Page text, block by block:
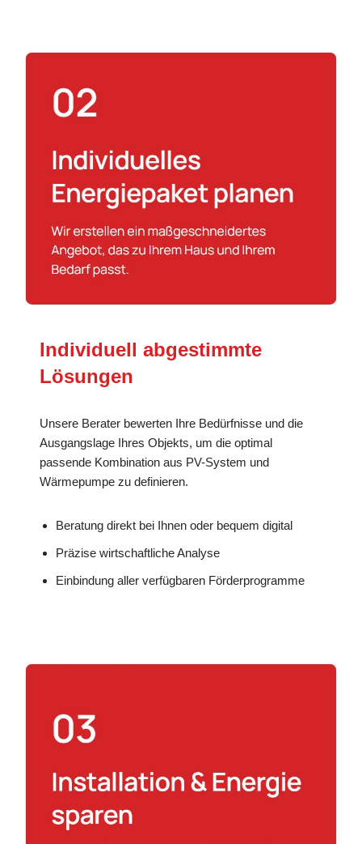
Individuell abgestimmte
Lösungen
Unsere Berater bewerten Ihre Bedürfnisse und die
Ausgangslage Ihres Objekts, um die optimal
passende Kombination aus PV-System und
Wärmepumpe zu definieren.
Beratung direkt bei Ihnen oder bequem digital
Präzise wirtschaftliche Analyse
Einbindung aller verfügbaren Förderprogramme